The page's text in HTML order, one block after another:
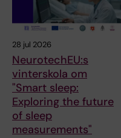
28 jul 2026
NeurotechEU:s
vinterskola om
"Smart sleep:
Exploring the future
of sleep
measurements"